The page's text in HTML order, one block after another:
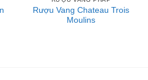
Rượu Vang Chateau Trois
Moulins